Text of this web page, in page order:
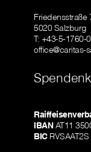
Friedensstraße
5020 Salzburg
T: +43-5-1760-0
office@caritas-
IBANAT11
BICRVSAAT2S